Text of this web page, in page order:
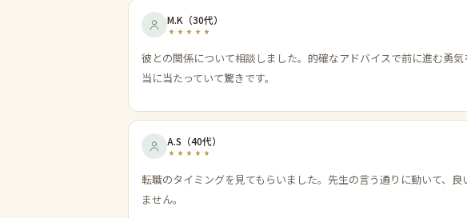
M.K （30代）
彼との関係について相談しました。的確なアドバイスで前に進む勇
当に当たっていて驚きです。
A.S （40代）
転職のタイミングを見てもらいました。先生の言う通りに動いて、
ません。